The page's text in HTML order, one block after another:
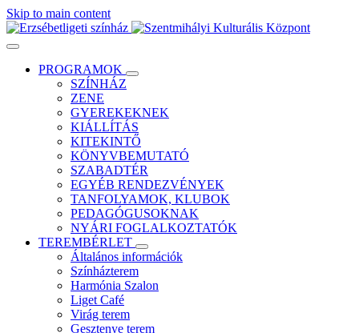
Skip to main content
PROGRAMOK
SZÍNHÁZ
ZENE
GYEREKEKNEK
KIÁLLÍTÁS
KITEKINTŐ
KÖNYVBEMUTATÓ
SZABADTÉR
EGYÉB RENDEZVÉNYEK
TANFOLYAMOK, KLUBOK
PEDAGÓGUSOKNAK
NYÁRI FOGLALKOZTATÓK
TEREMBÉRLET
Általános információk
Színházterem
Harmónia Szalon
Liget Café
Virág terem
Gesztenye terem